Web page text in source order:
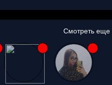
Смотреть еще